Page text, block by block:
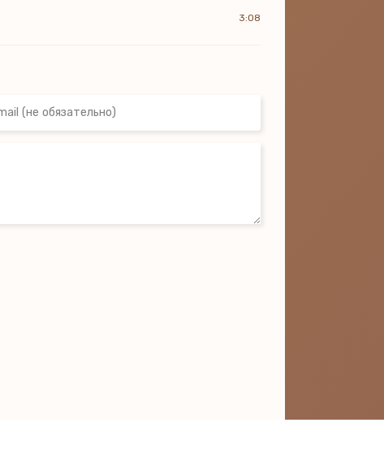
3:08